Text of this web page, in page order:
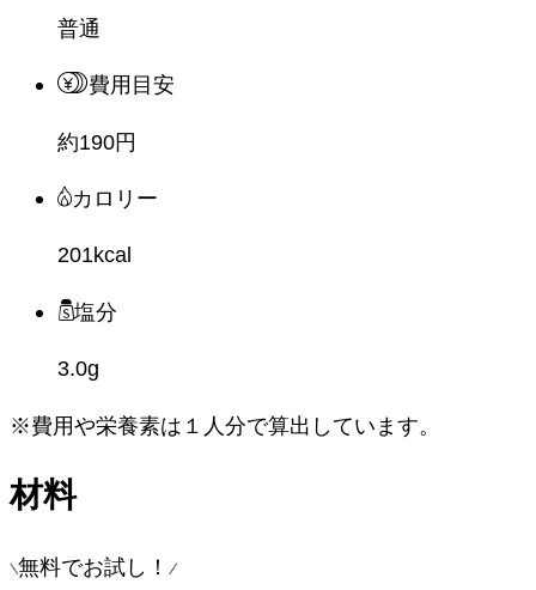
普通
費用目安
約190円
カロリー
201kcal
塩分
3.0g
※費用や栄養素は １人分で算出しています。
材料
無料でお試し！